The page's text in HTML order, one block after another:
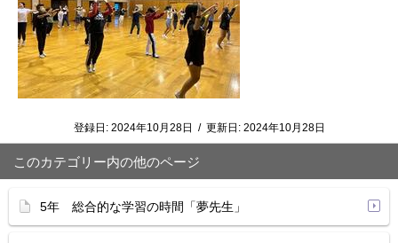
登録日: 2024年10月28日 / 更新日: 2024年10月28日
このカテゴリー内の他のページ
5年 総合的な学習の時間「夢先生」